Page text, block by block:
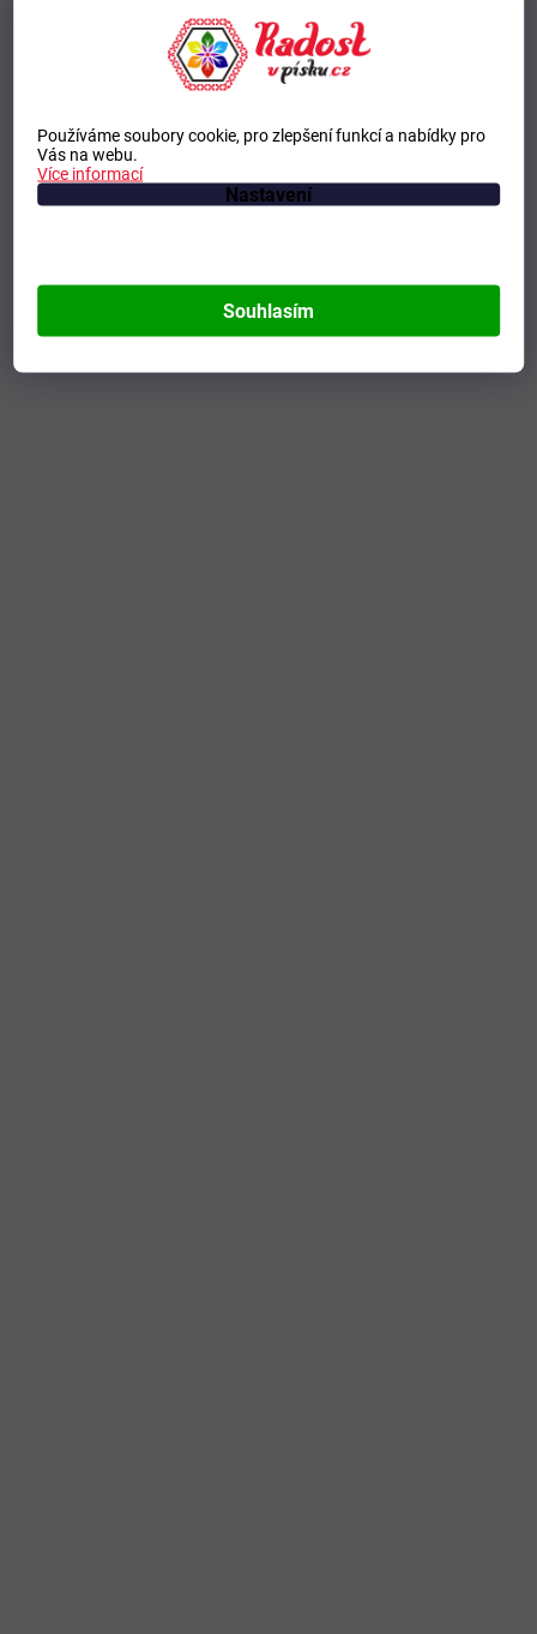
Používáme soubory cookie, pro zlepšení funkcí a nabídky pro
Vás na webu.
Více informací
Nastavení
Souhlasím